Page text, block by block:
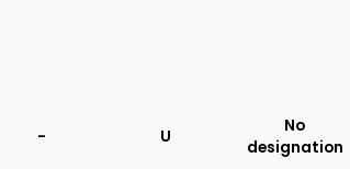
- U
No
designation